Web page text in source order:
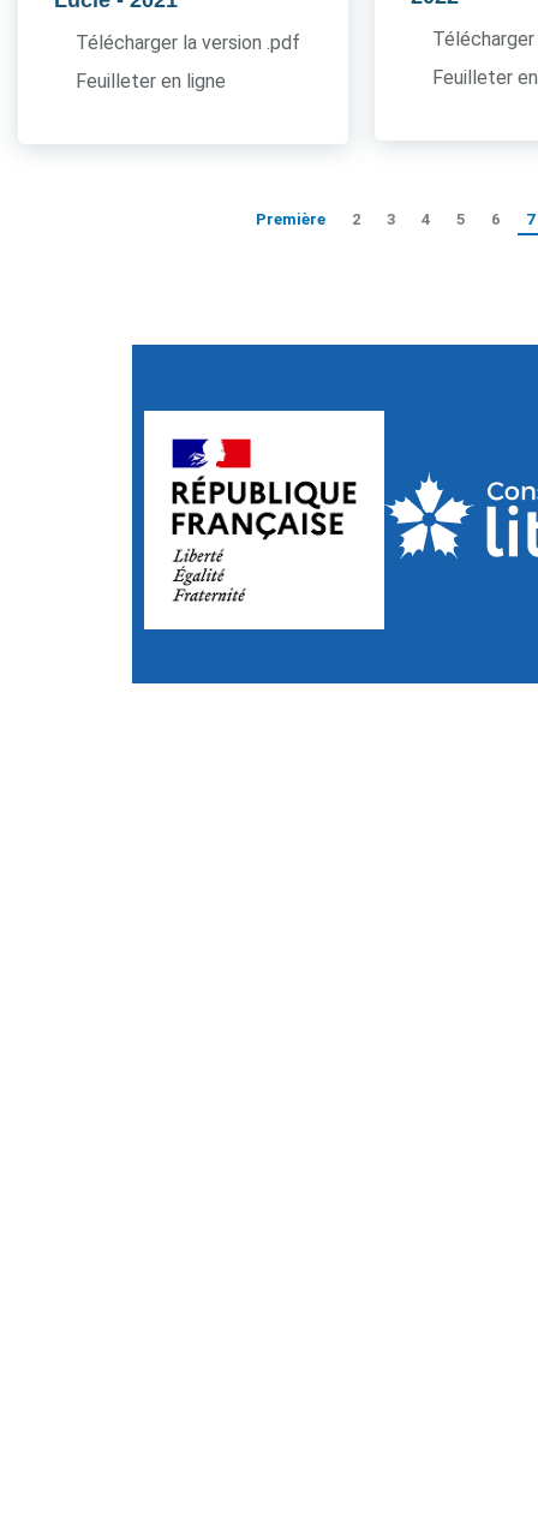
Télécharger la version .pdf
Feuilleter en ligne
Feuilleter
Première 2 3 4 5 6 7